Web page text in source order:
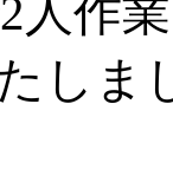
人作
しま